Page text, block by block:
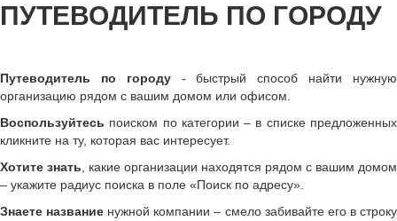
ПУТЕВОДИТЕЛЬ ПО ГОРОДУ
Путеводитель по городу- быстрый способ найти нужную
организацию рядом с вашим домом или офисом.
Воспользуйтесь поиском по категории – в списке предложенных
кликните на ту, которая вас интересует.
Хотите знать , какие организации находятся рядом с вашим домом
– укажите радиус поиска в поле «Поиск по адресу».
Знаете название нужной компании – смело забивайте его в строку